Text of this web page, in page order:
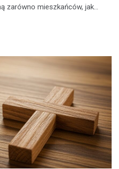
zarówno mieszkańców, jak…